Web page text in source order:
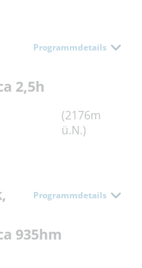
Programmdetails
2,5h
(2176m
ü.N.)
Programmdetails
935hm